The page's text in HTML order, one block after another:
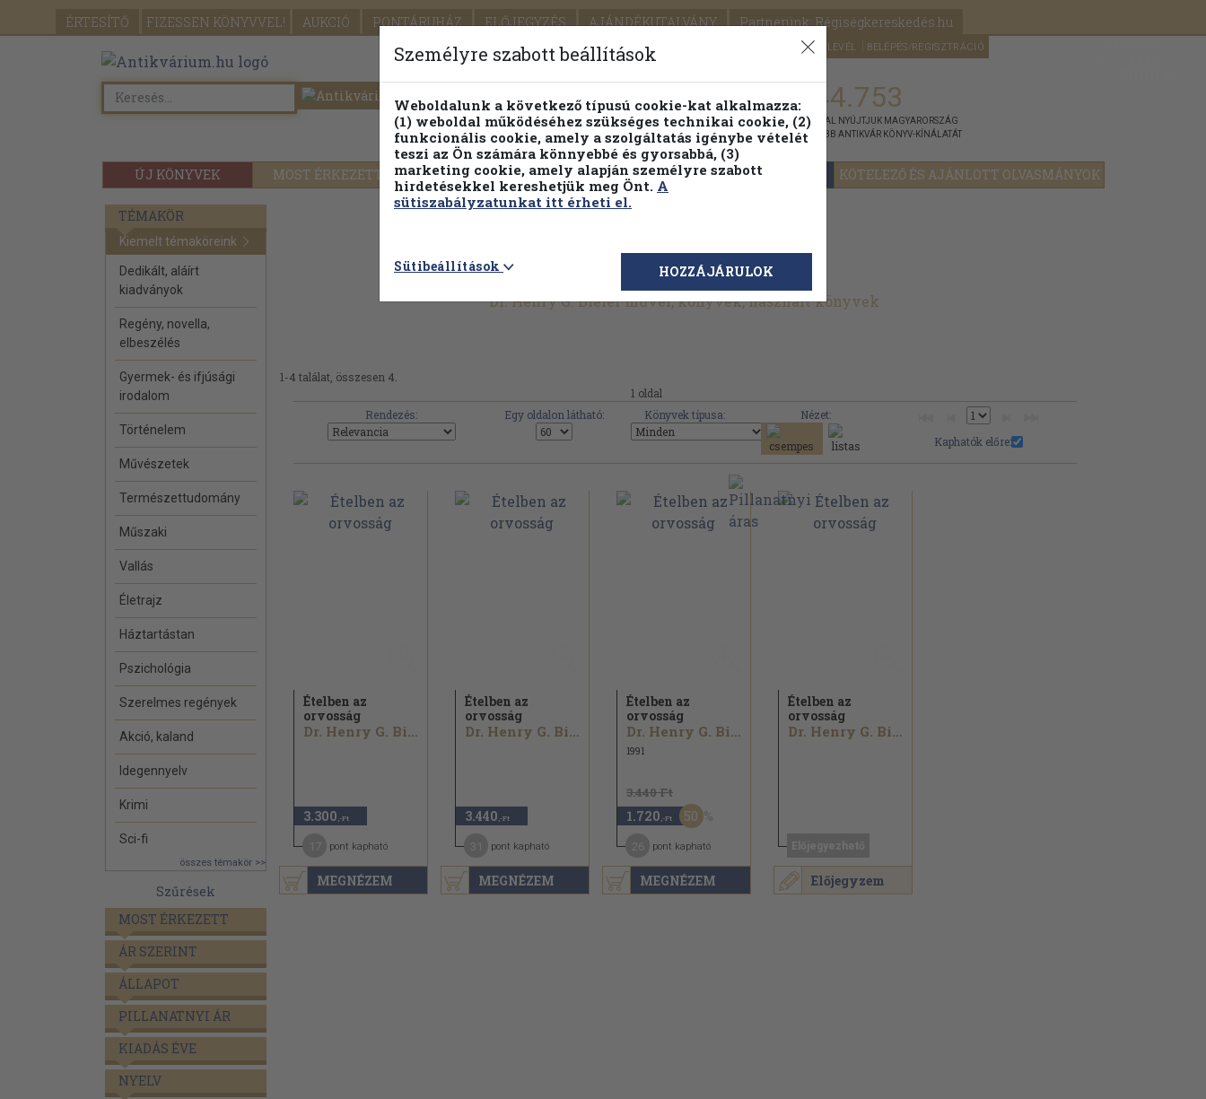
ÉRTESÍTŐ FIZESSEN KÖNYVVEL! AUKCIÓ PONTÁRUHÁZ ELŐJEGYZÉS AJÁNDÉKUTALVÁNY Partnerünk: Régiségkereskedés.hu
SEGÍTSÉG HÍRLEVÉL BELÉPÉS/REGISZTRÁCIÓ
ÚJ KÖNYVEK MOST ÉRKEZETT PILLANATNYI ÁRAINK FENNTARTHATÓ OLVASMÁNYOK KÖTELEZŐ ÉS AJÁNLOTT OLVASMÁNYOK
Részletes kereső Témaköri fa 1.144.753
KIADVÁNNYAL NYÚJTJUK MAGYARORSZÁG
LEGNAGYOBB ANTIKVÁR KÖNYV-KÍNÁLATÁT
TÉMAKÖR
Kiemelt témaköreink
Dedikált, aláírt
kiadványok
Regény, novella,
elbeszélés
Gyermek- és ifjúsági
irodalom
Történelem
Művészetek
Természettudomány
Műszaki
Vallás
Életrajz
Háztartástan
Pszichológia
Szerelmes regények
Akció, kaland
Idegennyelv
Krimi
Sci-fi
összes témakör >>
Szűrések
MOST ÉRKEZETT
ÁR SZERINT
ÁLLAPOT
PILLANATNYI ÁR
KIADÁS ÉVE
NYELV
Dr. Henry G. Bieler művei, könyvek, használt könyvek
1-4 találat, összesen 4.
1 oldal
Rendezés:
Egy oldalon látható: Könyvek típusa:
Nézet:
Kaphatók előre:
MEGNÉZEM
Ételben az
orvosság
Dr. Henry G. Bieler
3.300 ,-Ft
pont kapható
MEGNÉZEM
Ételben az
orvosság
Dr. Henry G. Bieler
3.440 ,-Ft
pont kapható
MEGNÉZEM
Ételben az
orvosság
Dr. Henry G. Bieler
1991
3.440 Ft
1.720 ,-Ft 50
pont kapható
Előjegyzem
Ételben az
orvosság
Dr. Henry G. Bieler
Személyre szabott beállítások
Weboldalunk a következő típusú cookie-kat alkalmazza:
(1) weboldal működéséhez szükséges technikai cookie, (2)
funkcionális cookie, amely a szolgáltatás igénybe vételét
teszi az Ön számára könnyebbé és gyorsabbá, (3)
marketing cookie, amely alapján személyre szabott
hirdetésekkel kereshetjük meg Önt. A
sütiszabályzatunkat itt érheti el.
Sütibeállítások HOZZÁJÁRULOK